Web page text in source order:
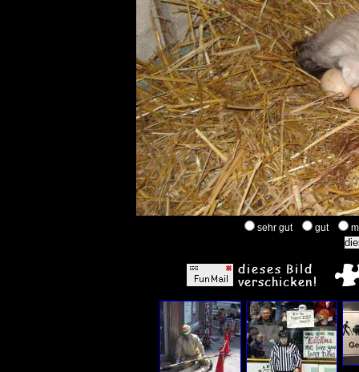
sehr gut gut